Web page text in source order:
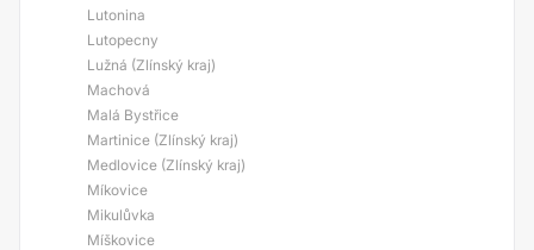
Lutonina
Lutopecny
Lužná (Zlínský kraj)
Machová
Malá Bystřice
Martinice (Zlínský kraj)
Medlovice (Zlínský kraj)
Míkovice
Mikulůvka
Míškovice